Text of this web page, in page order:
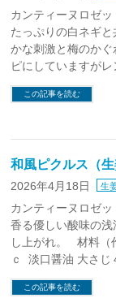
カンティーヌロゼ
たっぷりの白ネギ
かな刺激と梅のか
ピにしていますが
この記事を読む
和風ピクルス（生
2026年4月18日 生
カンティーヌロゼ
香る優しい酸味の
し上がれ。 材料（
ｃ 淡口醤油 大さじ
この記事を読む